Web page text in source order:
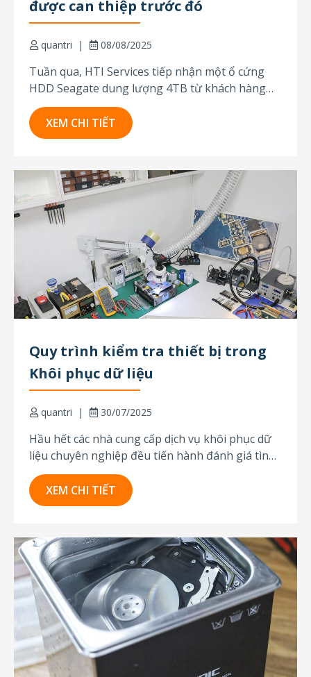
được can thiệp trước đó
quantri 08/08/2025
Tuần qua, HTI Services tiếp nhận một ổ cứng
HDD Seagate dung lượng 4TB từ khách hàng
trong tình trạng không nhận điện. Theo mô tả,
khách hàng đã tự thay thế bảng mạch PCB sau
khi phát hiện ổ không hoạt động. Sau khi thay
XEM CHI TIẾT
Quy trình kiểm tra thiết bị trong
Khôi phục dữ liệu
quantri 30/07/2025
Hầu hết các nhà cung cấp dịch vụ khôi phục dữ
liệu chuyên nghiệp đều tiến hành đánh giá tình
trạng thiết bị trước khi báo giá. Tại HTI Services,
dù bạn có sử dụng dịch vụ của chúng tôi hay
không, việc kiểm tra, chẩn đoán và tư...
XEM CHI TIẾT